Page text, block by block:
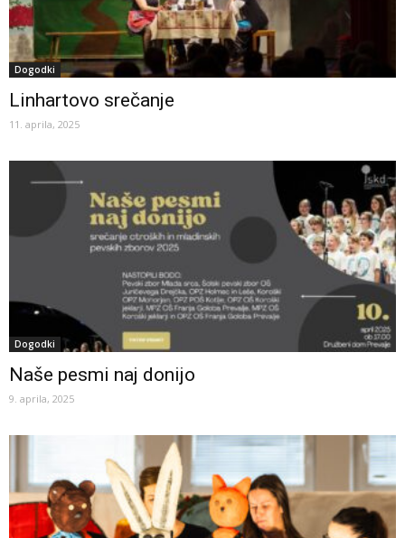
Dogodki
Linhartovo srečanje
11. aprila, 2025
Dogodki
Naše pesmi naj donijo
9. aprila, 2025